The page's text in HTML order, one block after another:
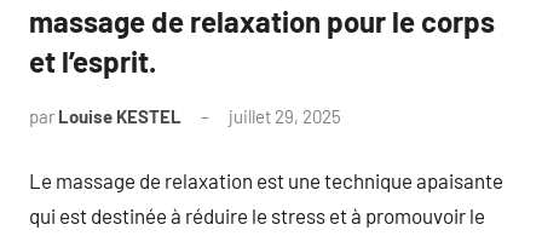
massage de relaxation pour le corps
et l’esprit.
par Louise KESTEL juillet 29, 2025
Le massage de relaxation est une technique apaisante
qui est destinée à réduire le stress et à promouvoir le